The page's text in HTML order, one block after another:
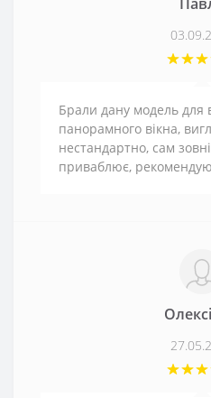
Брали дану модель для
панорамного вікна,
нестандартно, сам
приваблює, рекомендую